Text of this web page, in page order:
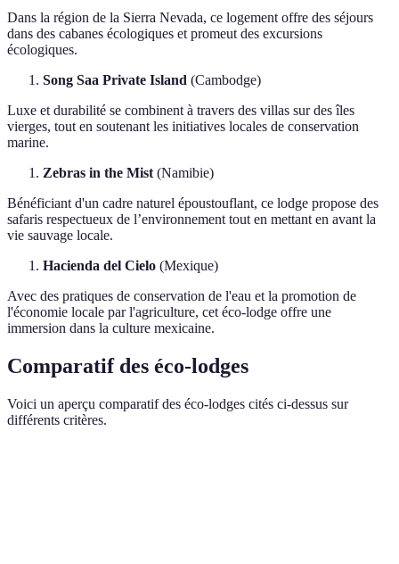
Dans la région de la Sierra Nevada, ce logement offre des séjours
dans des cabanes écologiques et promeut des excursions
écologiques.
Song Saa Private Island (Cambodge)
Luxe et durabilité se combinent à travers des villas sur des îles
vierges, tout en soutenant les initiatives locales de conservation
marine.
Zebras in the Mist (Namibie)
Bénéficiant d'un cadre naturel époustouflant, ce lodge propose des
safaris respectueux de l’environnement tout en mettant en avant la
vie sauvage locale.
Hacienda del Cielo (Mexique)
Avec des pratiques de conservation de l'eau et la promotion de
l'économie locale par l'agriculture, cet éco-lodge offre une
immersion dans la culture mexicaine.
Comparatif des éco-lodges
Voici un aperçu comparatif des éco-lodges cités ci-dessus sur
différents critères.